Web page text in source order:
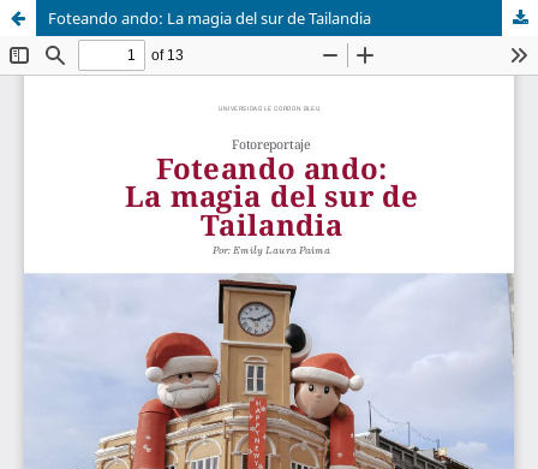
Foteando ando: La magia del sur de Tailandia